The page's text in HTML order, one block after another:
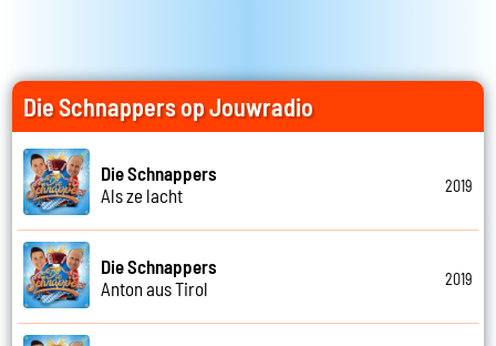
Die Schnappers op Jouwradio
Die Schnappers
Als ze lacht
2019
Die Schnappers
Anton aus Tirol
2019